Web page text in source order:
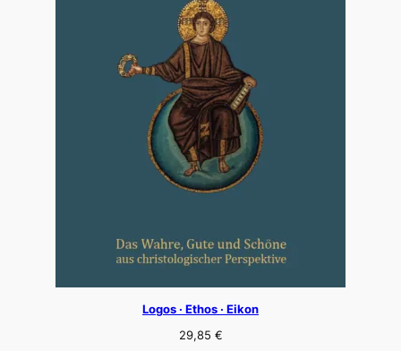
Logos · Ethos · Eikon
29,85 €